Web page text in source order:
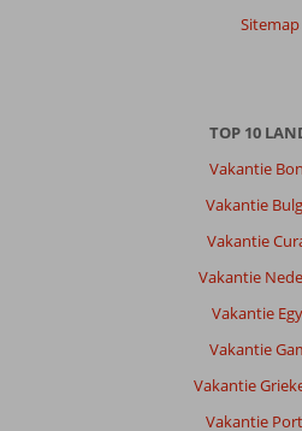
Sitemap
TOP 10
Vakantie
Vakantie
Vakantie
Vakantie
Vakantie
Vakantie
Vakantie
Vakantie